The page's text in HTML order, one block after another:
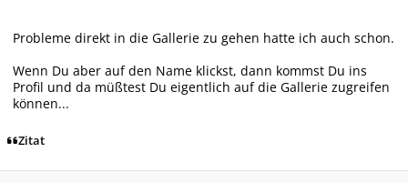
Probleme direkt in die Gallerie zu gehen hatte ich auch schon.
Wenn Du aber auf den Name klickst, dann kommst Du ins
Profil und da müßtest Du eigentlich auf die Gallerie zugreifen
können...
Zitat